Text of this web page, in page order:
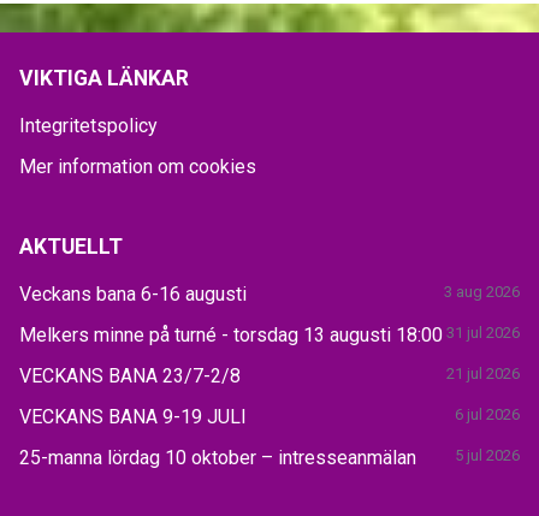
VIKTIGA LÄNKAR
Integritetspolicy
Mer information om cookies
AKTUELLT
Veckans bana 6-16 augusti 3 aug 2026
Melkers minne på turné - torsdag 13 augusti 18:00 31 jul 2026
VECKANS BANA 23/7-2/8 21 jul 2026
VECKANS BANA 9-19 JULI 6 jul 2026
25-manna lördag 10 oktober – intresseanmälan 5 jul 2026